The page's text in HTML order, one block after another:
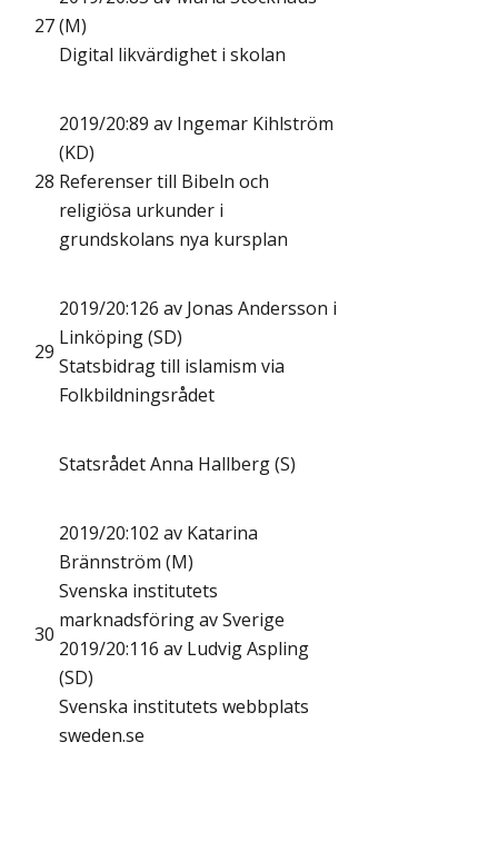
27(M)
Digital likvärdighet i skolan
28
2019/20:89 av Ingemar Kihlström
(KD)
Referenser till Bibeln och
religiösa urkunder i
grundskolans nya kursplan
29
2019/20:126 av Jonas Andersson i
Linköping (SD)
Statsbidrag till islamism via
Folkbildningsrådet
Statsrådet Anna Hallberg (S)
30
2019/20:102 av Katarina
Brännström (M)
Svenska institutets
marknadsföring av Sverige
2019/20:116 av Ludvig Aspling
(SD)
Svenska institutets webbplats
sweden.se